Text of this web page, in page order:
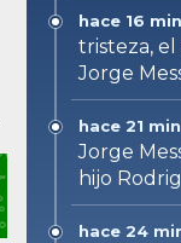
hace 16
tristeza,
Jorge
hace 21
Jorge
hijo
hace 24